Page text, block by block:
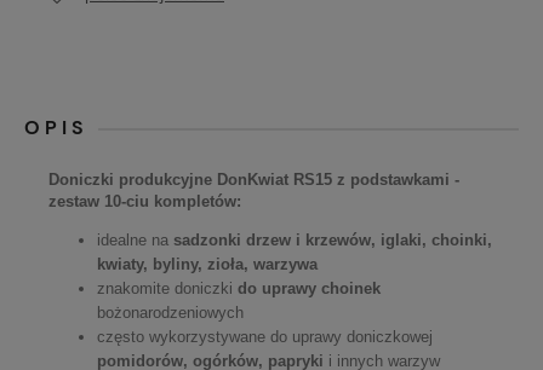
OPIS
Doniczki produkcyjne DonKwiat RS15 z podstawkami -
zestaw 10-ciu kompletów:
idealne na sadzonki drzew i krzewów, iglaki, choinki,
kwiaty, byliny, zioła, warzywa
znakomite doniczki do uprawy choinek
bożonarodzeniowych
często wykorzystywane do uprawy doniczkowej
pomidorów, ogórków, papryki i innych warzyw